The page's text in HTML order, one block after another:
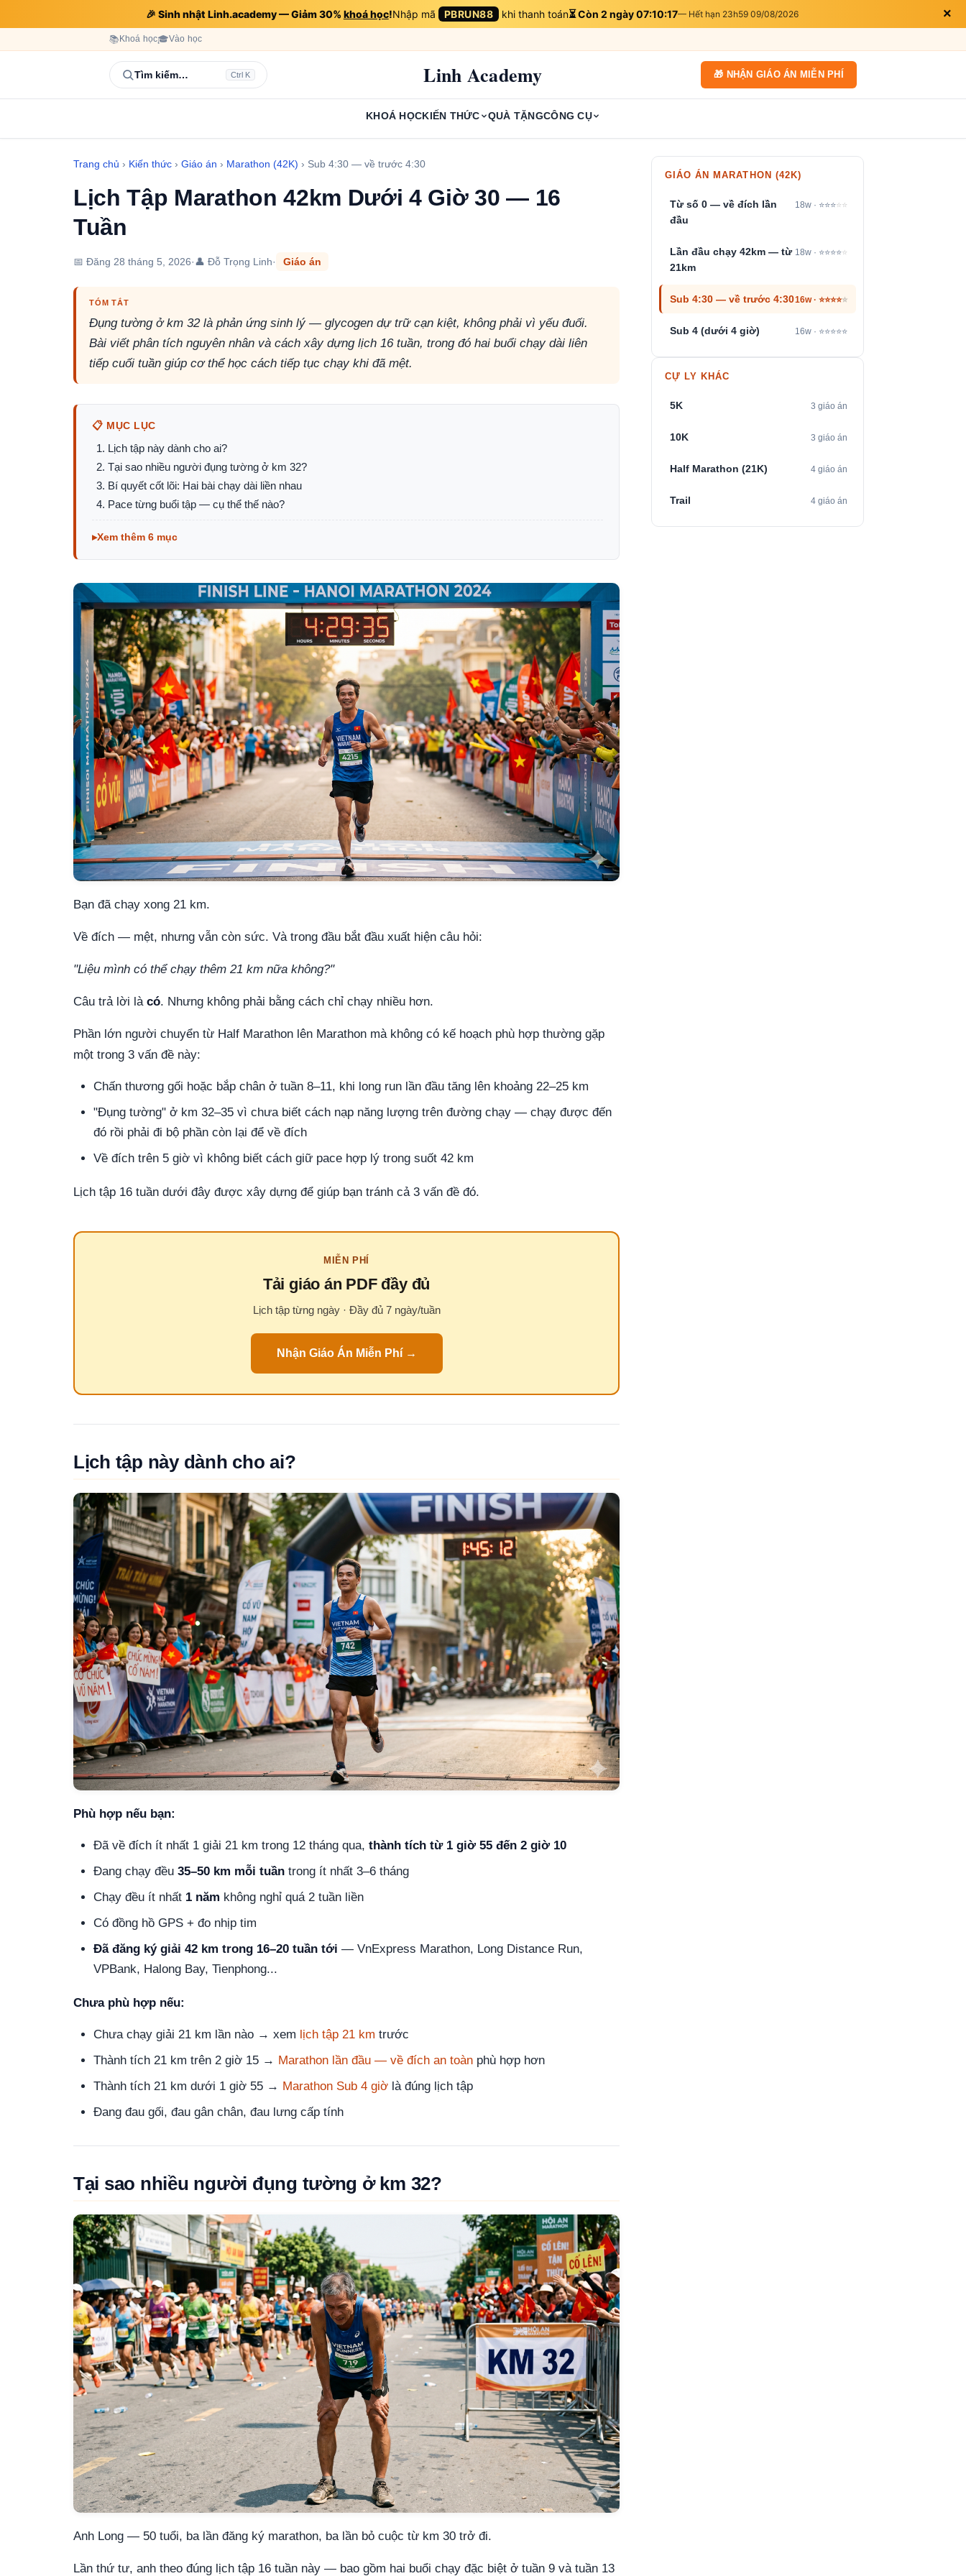
🎉 Sinh nhật Linh.academy — Giảm 30% khoá học!Nhập mã PBRUN88 khi thanh toán⏳ Còn 2 ngày 07:10:16— Hết hạn 23h59 09/08/2026 ×
📚 Khoá học🎓Vào học
Tìm kiếm… Ctrl K Linh Academy 🎁 NHẬN GIÁO ÁN MIỄN PHÍ
KHOÁ HỌCKIẾN THỨC QUÀ TẶNGCÔNG CỤ
Trang chủ › Kiến thức › Giáo án › Marathon (42K) › Sub 4:30 — về trước 4:30
Lịch Tập Marathon 42km Dưới 4 Giờ 30 — 16
Tuần
📅 Đăng 28 tháng 5, 2026·👤 Đỗ Trọng Linh· Giáo án
TÓM TẮT
Đụng tường ở km 32 là phản ứng sinh lý — glycogen dự trữ cạn kiệt, không phải vì yếu đuối.
Bài viết phân tích nguyên nhân và cách xây dựng lịch 16 tuần, trong đó hai buổi chạy dài liên
tiếp cuối tuần giúp cơ thể học cách tiếp tục chạy khi đã mệt.
📋 MỤC LỤC
Lịch tập này dành cho ai?
Tại sao nhiều người đụng tường ở km 32?
Bí quyết cốt lõi: Hai bài chạy dài liền nhau
Pace từng buổi tập — cụ thể thế nào?
Xem thêm 6 mục
Bạn đã chạy xong 21 km.
Về đích — mệt, nhưng vẫn còn sức. Và trong đầu bắt đầu xuất hiện câu hỏi:
"Liệu mình có thể chạy thêm 21 km nữa không?"
Câu trả lời là có. Nhưng không phải bằng cách chỉ chạy nhiều hơn.
Phần lớn người chuyển từ Half Marathon lên Marathon mà không có kế hoạch phù hợp thường gặp
một trong 3 vấn đề này:
Chấn thương gối hoặc bắp chân ở tuần 8–11, khi long run lần đầu tăng lên khoảng 22–25 km
"Đụng tường" ở km 32–35 vì chưa biết cách nạp năng lượng trên đường chạy — chạy được đến
đó rồi phải đi bộ phần còn lại để về đích
Về đích trên 5 giờ vì không biết cách giữ pace hợp lý trong suốt 42 km
Lịch tập 16 tuần dưới đây được xây dựng để giúp bạn tránh cả 3 vấn đề đó.
MIỄN PHÍ
Tải giáo án PDF đầy đủ
Lịch tập từng ngày · Đầy đủ 7 ngày/tuần
Nhận Giáo Án Miễn Phí →
Lịch tập này dành cho ai?
Phù hợp nếu bạn:
Đã về đích ít nhất 1 giải 21 km trong 12 tháng qua, thành tích từ 1 giờ 55 đến 2 giờ 10
Đang chạy đều 35–50 km mỗi tuần trong ít nhất 3–6 tháng
Chạy đều ít nhất 1 năm không nghỉ quá 2 tuần liền
Có đồng hồ GPS + đo nhịp tim
Đã đăng ký giải 42 km trong 16–20 tuần tới — VnExpress Marathon, Long Distance Run,
VPBank, Halong Bay, Tienphong...
Chưa phù hợp nếu:
Chưa chạy giải 21 km lần nào → xem lịch tập 21 km trước
Thành tích 21 km trên 2 giờ 15 → Marathon lần đầu — về đích an toàn phù hợp hơn
Thành tích 21 km dưới 1 giờ 55 → Marathon Sub 4 giờ là đúng lịch tập
Đang đau gối, đau gân chân, đau lưng cấp tính
Tại sao nhiều người đụng tường ở km 32?
Anh Long — 50 tuổi, ba lần đăng ký marathon, ba lần bỏ cuộc từ km 30 trở đi.
Lần thứ tư, anh theo đúng lịch tập 16 tuần này — bao gồm hai buổi chạy đặc biệt ở tuần 9 và tuần 13
GIÁO ÁN MARATHON (42K)
Từ số 0 — về đích lần
đầu
18w · ⭐⭐⭐⭐⭐
Lần đầu chạy 42km — từ
21km
18w · ⭐⭐⭐⭐⭐
Sub 4:30 — về trước 4:3016w · ⭐⭐⭐⭐⭐
Sub 4 (dưới 4 giờ) 16w · ⭐⭐⭐⭐⭐
CỰ LY KHÁC
5K 3 giáo án
10K 3 giáo án
Half Marathon (21K) 4 giáo án
Trail 4 giáo án